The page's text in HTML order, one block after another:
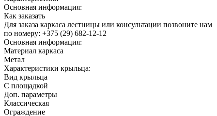
Основная информация:
Как заказать
Для заказа каркаса лестницы или консультации позвоните нам
по номеру: +375 (29) 682-12-12
Основная информация:
Материал каркаса
Метал
Характеристики крыльца:
Вид крыльца
С площадкой
Доп. параметры
Классическая
Ограждение